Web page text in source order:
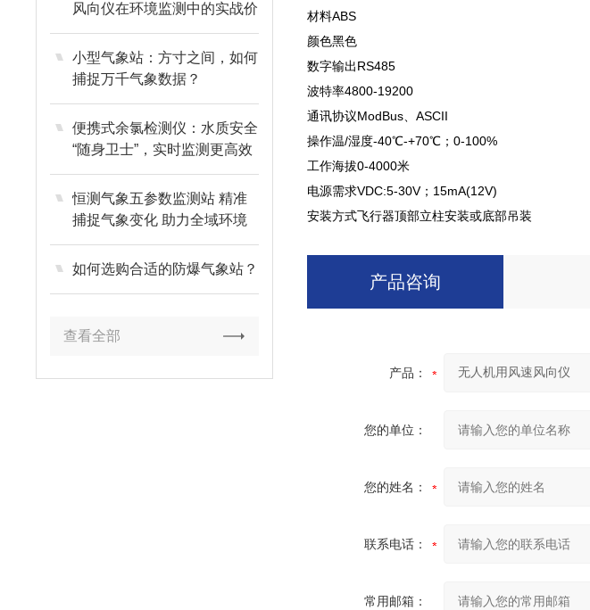
风向仪在环境监测中的实战价
值
小型气象站：方寸之间，如何
捕捉万千气象数据？
便携式余氯检测仪：水质安全
“随身卫士”，实时监测更高效
恒测气象五参数监测站 精准
捕捉气象变化 助力全域环境
管控
如何选购合适的防爆气象站？
查看全部
材料ABS
颜色黑色
数字输出RS485
波特率4800-19200
通讯协议ModBus、ASCII
操作温/湿度-40℃-+70℃；0-100%
工作海拔0-4000米
电源需求VDC:5-30V；15mA(12V)
安装方式飞行器顶部立柱安装或底部吊装
产品咨询
产品：
您的单位：
您的姓名：
联系电话：
常用邮箱：